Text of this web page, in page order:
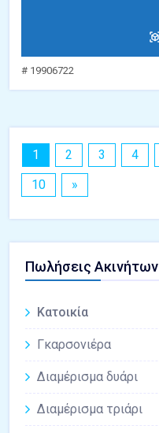
# 19906722
1 2 3 4
10
»
Πωλήσεις Ακινήτων
Κατοικία
Γκαρσονιέρα
Διαμέρισμα δυάρι
Διαμέρισμα τριάρι